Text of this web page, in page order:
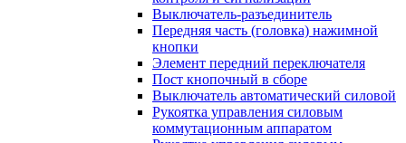
Выключатель-разъединитель
Передняя часть (головка) нажимной
кнопки
Элемент передний переключателя
Пост кнопочный в сборе
Выключатель автоматический силовой
Рукоятка управления силовым
коммутационным аппаратом